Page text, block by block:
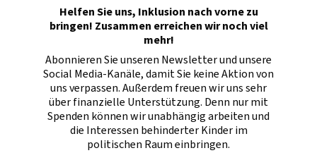
Helfen Sie uns, Inklusion nach vorne zu
bringen! Zusammen erreichen wir noch viel
mehr!
Abonnieren Sie unseren Newsletter und unsere
Social Media-Kanäle, damit Sie keine Aktion von
uns verpassen. Außerdem freuen wir uns sehr
über finanzielle Unterstützung. Denn nur mit
Spenden können wir unabhängig arbeiten und
die Interessen behinderter Kinder im
politischen Raum einbringen.